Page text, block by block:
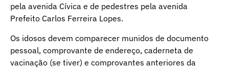
pela avenida Cívica e de pedestres pela avenida
Prefeito Carlos Ferreira Lopes.
Os idosos devem comparecer munidos de documento
pessoal, comprovante de endereço, caderneta de
vacinação (se tiver) e comprovantes anteriores da